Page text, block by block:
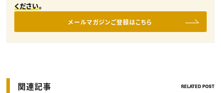
ください。
メールマガジンご登録はこちら
関連記事 RELATED POST